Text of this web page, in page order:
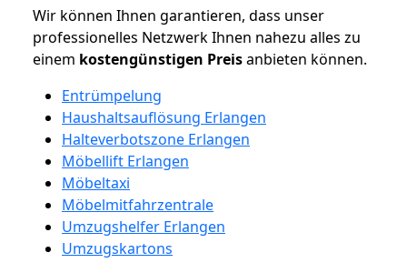
Wir können Ihnen garantieren, dass unser
professionelles Netzwerk Ihnen nahezu alles zu
einem kostengünstigen Preisanbieten können.
Entrümpelung
Haushaltsauflösung Erlangen
Halteverbotszone Erlangen
Möbellift Erlangen
Möbeltaxi
Möbelmitfahrzentrale
Umzugshelfer Erlangen
Umzugskartons